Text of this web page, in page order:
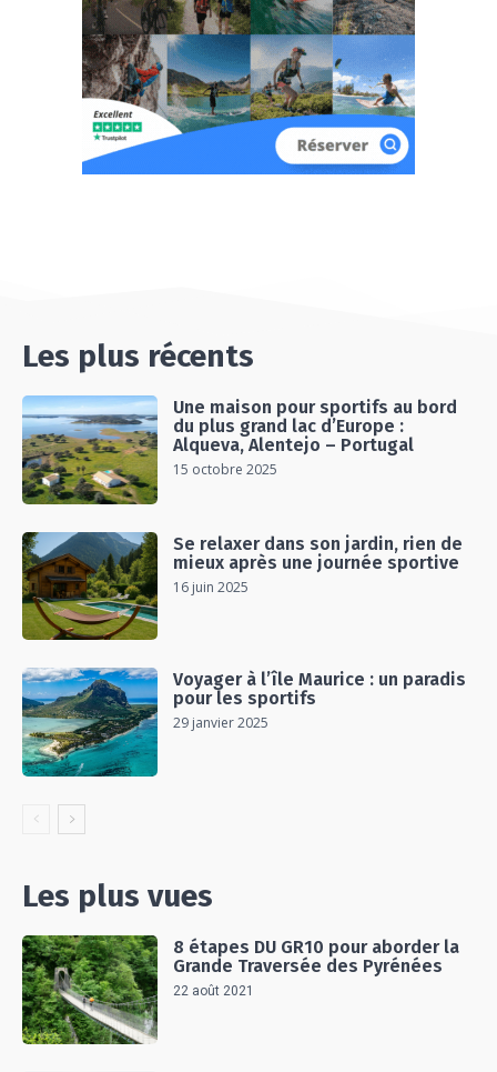
Les plus récents
Une maison pour sportifs au bord
du plus grand lac d’Europe :
Alqueva, Alentejo – Portugal
15 octobre 2025
Se relaxer dans son jardin, rien de
mieux après une journée sportive
16 juin 2025
Voyager à l’île Maurice : un paradis
pour les sportifs
29 janvier 2025
Les plus vues
8 étapes DU GR10 pour aborder la
Grande Traversée des Pyrénées
22 août 2021